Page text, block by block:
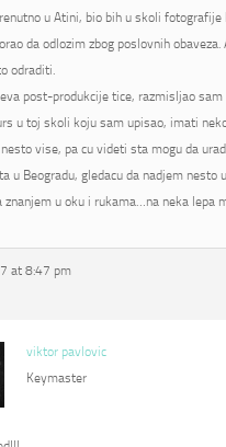
u Atini, bio bih u skoli
da odlozim zbog poslovnih
odraditi.
post-produkcije tice, razmisljao
u toj skoli koju sam upisao, imati
vise, pa cu videti sta mogu da
u Beogradu, gledacu da nadjem nesto
znanjem u oku i rukama…na neka lepa
at 8:47 pm
viktor pavlovic
Keymaster